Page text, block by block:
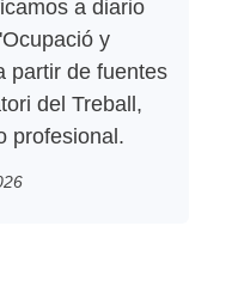
a diario
y
partir de fuentes
del Treball,
profesional.